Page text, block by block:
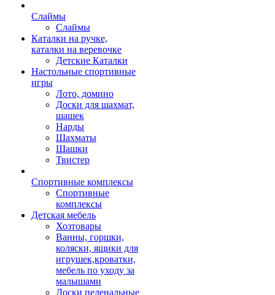
Слаймы
Слаймы
Каталки на ручке,
каталки на веревочке
Детские Каталки
Настольные спортивные
игры
Лото, домино
Доски для шахмат,
шашек
Нарды
Шахматы
Шашки
Твистер
Спортивные комплексы
Спортивные
комплексы
Детская мебель
Хозтовары
Ванны, горшки,
коляски, ящики для
игрушек,кроватки,
мебель по уходу за
малышами
Доски пеленальные